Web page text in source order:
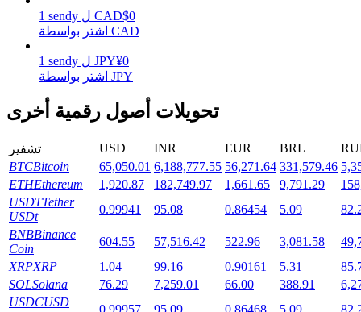
التوقيع المساحي
Launchpool
الرهان المرن لكسب العملات الرقمية الشهيرة
1 sendy ل CAD$0
اشتر بواسطة CAD
1 sendy ل JPY¥0
اشتر بواسطة JPY
تحويلات أصول رقمية أخرى
تشفير USD INR EUR BRL
BTCBitcoin 65,050.01 6,188,777.55 56,271.64 331,579.46
ETHEthereum 1,920.87 182,749.97 1,661.65 9,791.29
USDTTether
USDt
0.99941 95.08 0.86454 5.09
BNBBinance
Coin
604.55 57,516.42 522.96 3,081.58
XRPXRP 1.04 99.16 0.90161 5.31
SOLSolana 76.29 7,259.01 66.00 388.91
USDCUSD
0.99957 95.09 0.86468 5.09